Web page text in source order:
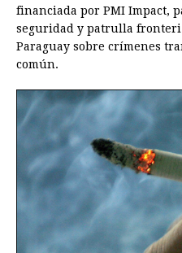
financiada por PMI Impact,
seguridad y patrulla
Paraguay sobre crímenes
común.